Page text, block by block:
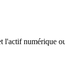
numérique